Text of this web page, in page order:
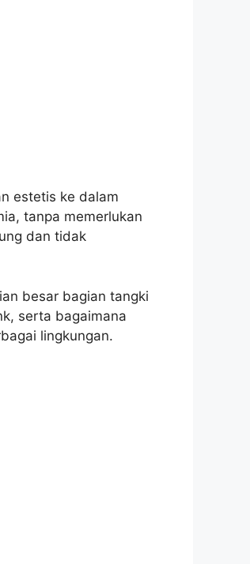
estetis ke dalam
tanpa memerlukan
dan tidak
besar bagian tangki
serta bagaimana
lingkungan.